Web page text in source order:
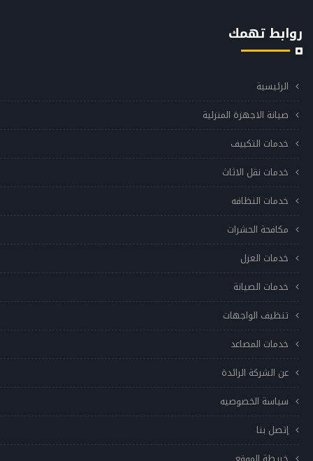
روابط تهمك
الرئيسية
صيانة الاجهزة المنزلية
خدمات التكييف
خدمات نقل الاثاث
خدمات النظافه
مكافحة الحشرات
خدمات العزل
خدمات الصيانة
تنظيف الواجهات
خدمات المصاعد
عن الشركة الرائدة
سياسة الخصوصيه
إتصل بنا